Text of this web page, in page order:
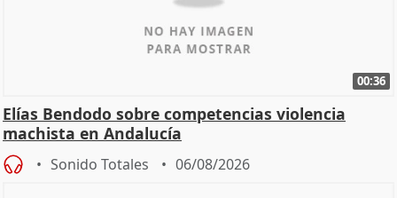
00:36
Elías Bendodo sobre competencias violencia
machista en Andalucía
Sonido Totales 06/08/2026